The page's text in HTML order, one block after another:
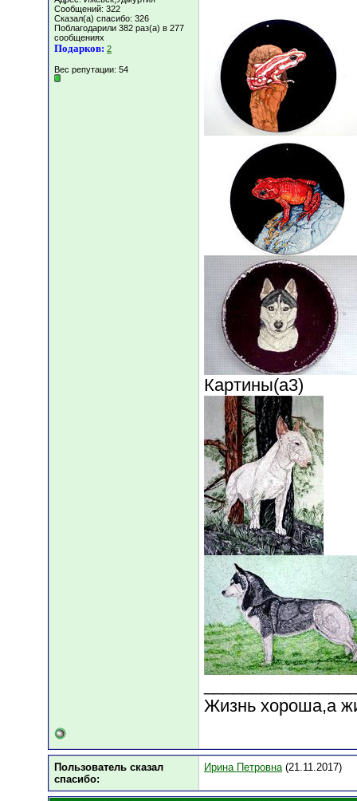
Сообщений: 322
Сказал(а) спасибо: 326
Поблагодарили 382 раз(а) в 277
сообщениях
Подарков: 2
Вес репутации: 54
Картины(а3)
Жизнь хороша,а
Пользователь сказал
cпасибо:
Ирина Петровна(21.11.2017)